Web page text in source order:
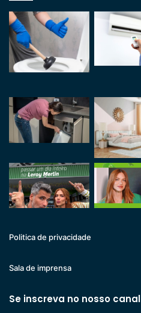
Politica de privacidade
Sala de imprensa
Se inscreva no nosso canal